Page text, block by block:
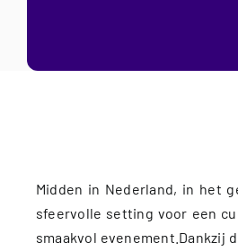
Midden in Nederland, in het
sfeervolle setting voor een
smaakvol evenement.Dankzij